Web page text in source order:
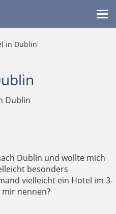
in Dublin
Dublin
Dublin und wollte mich
besonders
vielleicht ein Hotel im 3-
mir nennen?